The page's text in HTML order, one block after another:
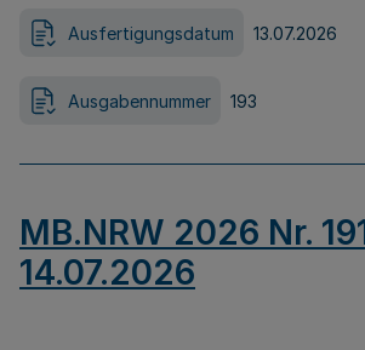
Ausfertigungsdatum 13.07.2026
Ausgabennummer 193
MB.NRW 2026 Nr.
14.07.2026